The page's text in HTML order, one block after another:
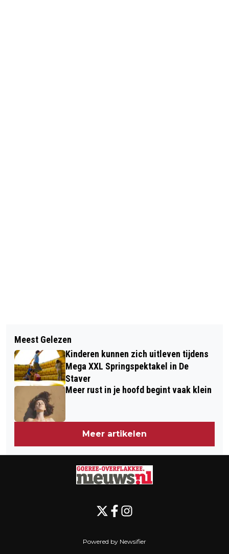
GOEDEMORGEN, HET IS VANDAAG
VRIJDAG 4 FEBRUARI
PIETS WEERBERICHT:
VERKEERSWAARSCHUWING DOOR
REGEN
Meest Gelezen
Kinderen kunnen zich uitleven tijdens
Mega XXL Springspektakel in De
Staver
Meer rust in je hoofd begint vaak klein
Meer artikelen
Powered by Newsifier